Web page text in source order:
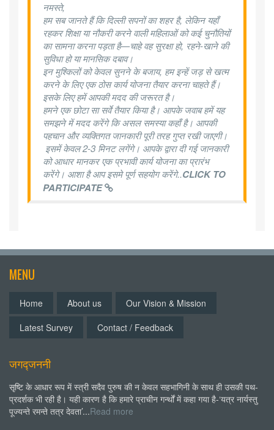
नमस्ते,
​हम सब जानते हैं कि दिल्ली सपनों का शहर है, लेकिन यहाँ
रहकर शिक्षा या नौकरी करने वाली महिलाओं को कई चुनौतियों
का सामना करना पड़ता है—चाहे वह सुरक्षा हो, रहने-खाने की
सुविधा हो या मानसिक दबाव।
​इन मुश्किलों को केवल सुनने के बजाय, हम इन्हें जड़ से खत्म
करने के लिए एक ठोस कार्य योजना तैयार करना चाहते हैं।
इसके लिए हमें आपकी मदद की जरूरत है।
​हमने एक छोटा सा सर्वे तैयार किया है। आपके जवाब हमें यह
समझने में मदद करेंगे कि असल समस्या कहाँ है। आपकी
पहचान और व्यक्तिगत जानकारी पूरी तरह गुप्त रखी जाएगी।
​ इसमें केवल 2-3 मिनट लगेंगे। आपके द्वारा दी गई जानकारी
को आधार मानकर एक प्रभावी कार्य योजना का प्रारंभ
करेंगे। आशा है आप इसमे पूर्ण सहयोग करेंगे..CLICK TO
PARTICIPATE
MENU
Home About us
Our Vision & Mission
Latest Survey
Contact / Feedback
जगद्जननी
सृष्टि के आधार रूप में स्त्री सदैव पुरुष की न केवल सहभागिनी के साथ ही उसकी पथ-
प्रदर्शक भी रही है। यही कारण है कि हमारे प्राचीन गर्न्थों में कहा गया है-‘यत्र नार्यस्तु
पूज्यन्ते रमन्ते तत्र देवता’...Read more